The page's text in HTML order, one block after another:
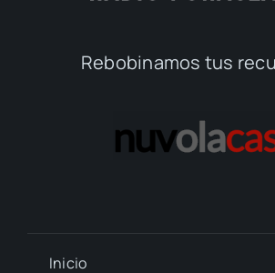
Rebobinamos tus
Inicio